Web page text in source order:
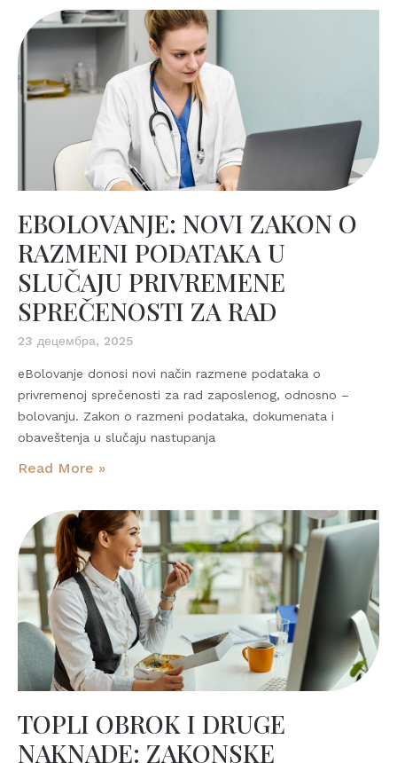
EBOLOVANJE: NOVI ZAKON O
RAZMENI PODATAKA U
SLUČAJU PRIVREMENE
SPREČENOSTI ZA RAD
23 децембра, 2025
eBolovanje donosi novi način razmene podataka o
privremenoj sprečenosti za rad zaposlenog, odnosno –
bolovanju. Zakon o razmeni podataka, dokumenata i
obaveštenja u slučaju nastupanja
Read More »
TOPLI OBROK I DRUGE
NAKNADE: ZAKONSKE